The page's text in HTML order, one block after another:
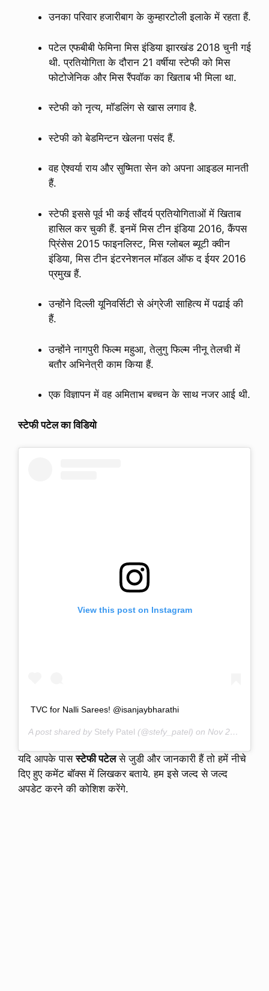
उनका परिवार हजारीबाग के कुम्हारटोली इलाके में रहता हैं.
पटेल एफबीबी फेमिना मिस इंडिया झारखंड 2018 चुनी गई
थी. प्रतियोगिता के दौरान 21 वर्षीया स्टेफी को मिस
फोटोजेनिक और मिस रैंपवॉक का खिताब भी मिला था.
स्टेफी को नृत्य, मॉडलिंग से खास लगाव है.
स्टेफी को बेडमिन्टन खेलना पसंद हैं.
वह ऐश्वर्या राय और सुष्मिता सेन को अपना आइडल मानती
हैं.
स्टेफी इससे पूर्व भी कई सौंदर्य प्रतियोगिताओं में खिताब
हासिल कर चुकी हैं. इनमें मिस टीन इंडिया 2016, कैंपस
प्रिंसेस 2015 फाइनलिस्ट, मिस ग्लोबल ब्यूटी क्वीन
इंडिया, मिस टीन इंटरनेशनल मॉडल ऑफ द ईयर 2016
प्रमुख हैं.
उन्होंने दिल्ली यूनिवर्सिटी से अंग्रेजी साहित्य में पढाई की
हैं.
उन्होंने नागपुरी फिल्म महुआ, तेलुगु फिल्म नीनू तेलची में
बतौर अभिनेत्री काम किया हैं.
एक विज्ञापन में वह अमिताभ बच्चन के साथ नजर आई थी.
स्टेफी पटेल का विडियो
View this post on Instagram
TVC for Nalli Sarees! @isanjaybharathi
A post shared by Stefy Patel (@stefy_patel) on Nov 23, 2019 at 4:54am PST
यदि आपके पासस्टेफी पटेलसे जुडी और जानकारी हैं तो हमें नीचे
दिए हुए कमेंट बॉक्स में लिखकर बताये. हम इसे जल्द से जल्द
अपडेट करने की कोशिश करेंगे.